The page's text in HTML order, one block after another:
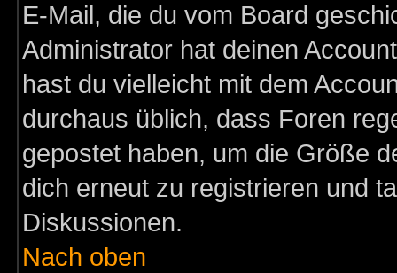
E-Mail, die du vom Board
Administrator hat deinen
hast du vielleicht mit dem
durchaus üblich, dass Foren
gepostet haben, um die Größe
dich erneut zu registrieren und
Diskussionen.
Nach oben